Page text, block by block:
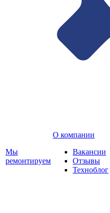
Мы
ремонтируем
О компании
Вакансии
Отзывы
Техноблог